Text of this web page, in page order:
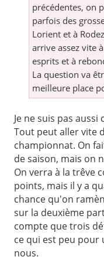
précédentes, on
parfois des
Lorient et à
arrive assez vite
esprits et à
La question va
meilleure place
Je ne suis pas
Tout peut aller vite
championnat. On
de saison, mais on
On verra à la trêve
points, mais il y a
chance qu'on
sur la deuxième
compte que trois
ce qui est peu pour
nous.